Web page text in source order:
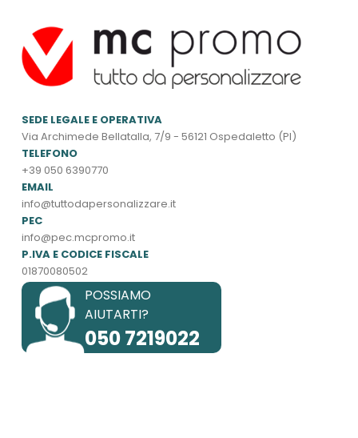
SEDE LEGALE E OPERATIVA
Via Archimede Bellatalla, 7/9 - 56121 Ospedaletto (PI)
TELEFONO
+39 050 6390770
EMAIL
info@tuttodapersonalizzare.it
PEC
info@pec.mcpromo.it
P.IVA E CODICE FISCALE
01870080502
POSSIAMO
AIUTARTI?
050 7219022